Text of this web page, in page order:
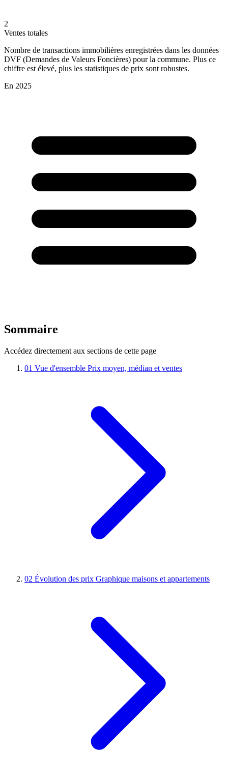
2
Ventes totales
Nombre de transactions immobilières enregistrées dans les données
DVF (Demandes de Valeurs Foncières) pour la commune. Plus ce
chiffre est élevé, plus les statistiques de prix sont robustes.
En 2025
Sommaire
Accédez directement aux sections de cette page
01 Vue d'ensemble Prix moyen, médian et ventes
02 Évolution des prix Graphique maisons et appartements